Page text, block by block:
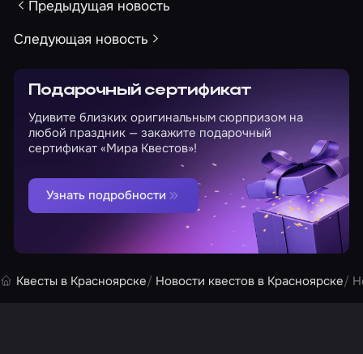
Предыдущая новость
Следующая новость
Подарочный сертификат
Удивите близких оригинальным сюрпризом на
любой праздник — закажите подарочный
сертификат «Мира Квестов»!
Узнать подробности
Квесты в Красноярске Новости квестов в Красноярске